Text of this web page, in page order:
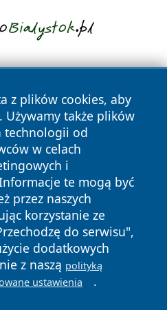
z plików cookies, aby
Używamy także plików
technologii od
w celach
i
te mogą być
przez naszych
korzystanie ze
do serwisu",
dodatkowych
z naszą polityką
ustawienia .
Wszystkie prawa
Polityka
Cookies